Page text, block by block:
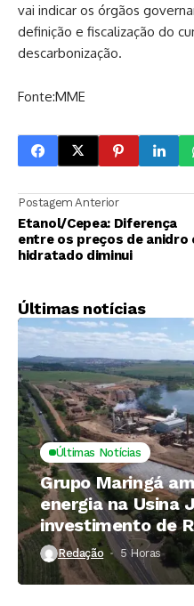
vai indicar os órgãos
definição e fiscalização do
descarbonização.
Fonte:MME
Postagem Anterior
Etanol/Cepea: Diferença
entre os preços de anidro
hidratado diminui
Últimas notícias
Últimas Notícias
Grupo Maringá
energia na Usina
investimento de
Redação 5 Horas ⁮